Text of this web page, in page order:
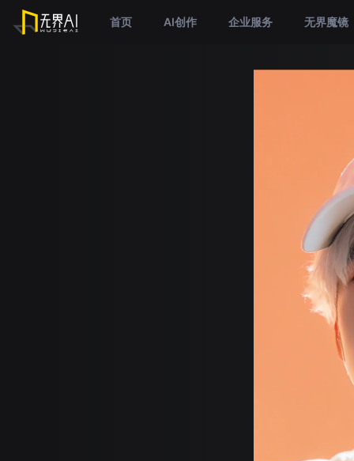
首页 AI创作 企业服务 无界魔镜